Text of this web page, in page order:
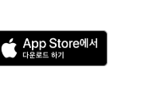
A
p
p